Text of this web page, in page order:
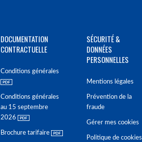
DOCUMENTATION
CONTRACTUELLE
Conditions générales
Conditions générales
au 15 septembre
2026
Brochure tarifaire
SÉCURITÉ &
DONNÉES
PERSONNELLES
Mentions légales
Prévention de la
fraude
Gérer mes cookies
Politique de cookies